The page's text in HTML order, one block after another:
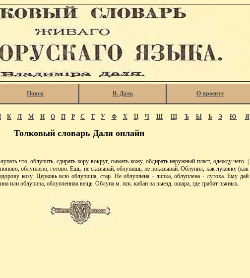
Поиск В. Даль О проекте
К Л М Н О П Р С Т У Ф Х Ц Ч Ш Щ Ъ Ы Ь Э Ю Я
Толковый словарь Даля онлайн
что, облупить, сдирать кору вокруг, сымать кожу, обдирать наружный пласт, одежду чего. |
облуплено, готово. Ешь, не сказывай, облупишь, не показывай. Облупил, как луковку (как
козу. Церковь всю облупиша, стар. Не облуплена - липка, облуплена - лутоха. Ему дай
или облупина, облупленная вещь. Облупа м. пск. кабан на выезд, ошара, где грабят пьяных.